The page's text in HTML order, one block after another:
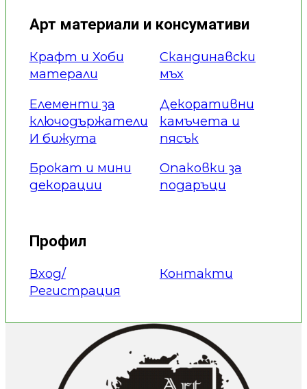
Арт материали и консумативи
Крафт и Хоби
матерали
Елементи за
ключодържатели
И бижута
Брокат и мини
декорации
Скандинавски
мъх
Декоративни
камъчета и
пясък
Опаковки за
подаръци
Профил
Вход/
Регистрация
Контакти